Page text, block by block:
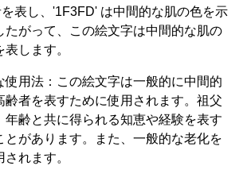
表し、'1F3FD' は中間的な肌の色を示
たがって、この絵文字は中間的な肌の
します。
使用法：この絵文字は一般的に中間的
齢者を表すために使用されます。祖父
年齢と共に得られる知恵や経験を表す
とがあります。また、一般的な老化を
れます。